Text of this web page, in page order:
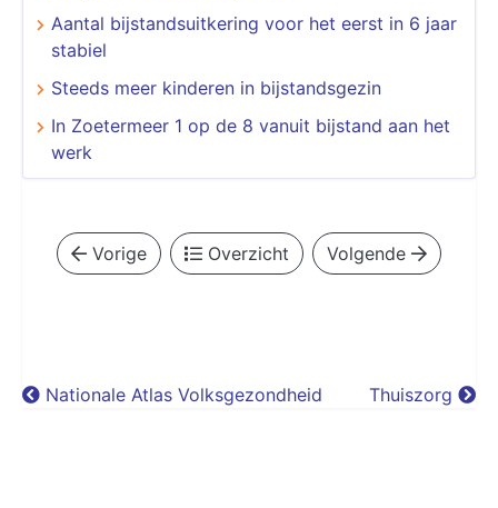
Aantal bijstandsuitkering voor het eerst in 6 jaar
stabiel
Steeds meer kinderen in bijstandsgezin
In Zoetermeer 1 op de 8 vanuit bijstand aan het
werk
Vorige Overzicht Volgende
Nationale Atlas Volksgezondheid Thuiszorg